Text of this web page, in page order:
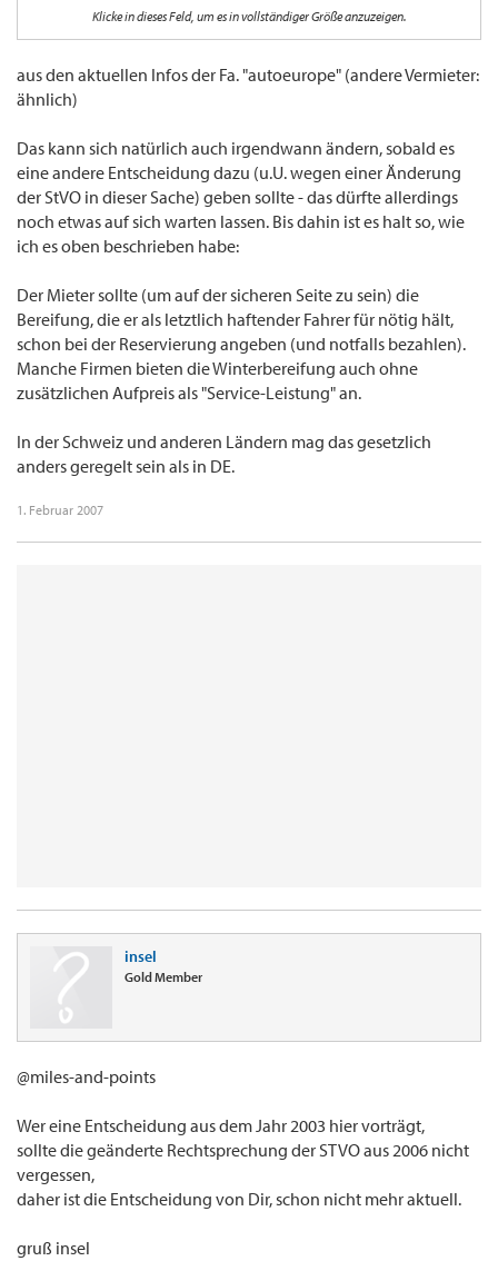
Aufpreis. Wer also schnell bucht, kann mit kostenlosen Winterreifen ordentlich sparen"
so Detlef Hoffmann, Geschäftsführer.
Ist ein Fahrzeug nicht den Witterungsverhältnissen angemessen ausgerüstet, sohaftet
in Deutschland bei Unfällen
Klicke in dieses Feld, um es in vollständiger Größe anzuzeigen.
aus den aktuellen Infos der Fa. "autoeurope" (andere Vermieter:
ähnlich)
Das kann sich natürlich auch irgendwann ändern, sobald es
eine andere Entscheidung dazu (u.U. wegen einer Änderung
der StVO in dieser Sache) geben sollte - das dürfte allerdings
noch etwas auf sich warten lassen. Bis dahin ist es halt so, wie
ich es oben beschrieben habe:
Der Mieter sollte (um auf der sicheren Seite zu sein) die
Bereifung, die er als letztlich haftender Fahrer für nötig hält,
schon bei der Reservierung angeben (und notfalls bezahlen).
Manche Firmen bieten die Winterbereifung auch ohne
zusätzlichen Aufpreis als "Service-Leistung" an.
In der Schweiz und anderen Ländern mag das gesetzlich
anders geregelt sein als in DE.
1. Februar 2007
insel
Gold Member
@miles-and-points
Wer eine Entscheidung aus dem Jahr 2003 hier vorträgt,
sollte die geänderte Rechtsprechung der STVO aus 2006 nicht
vergessen,
daher ist die Entscheidung von Dir, schon nicht mehr aktuell.
gruß insel